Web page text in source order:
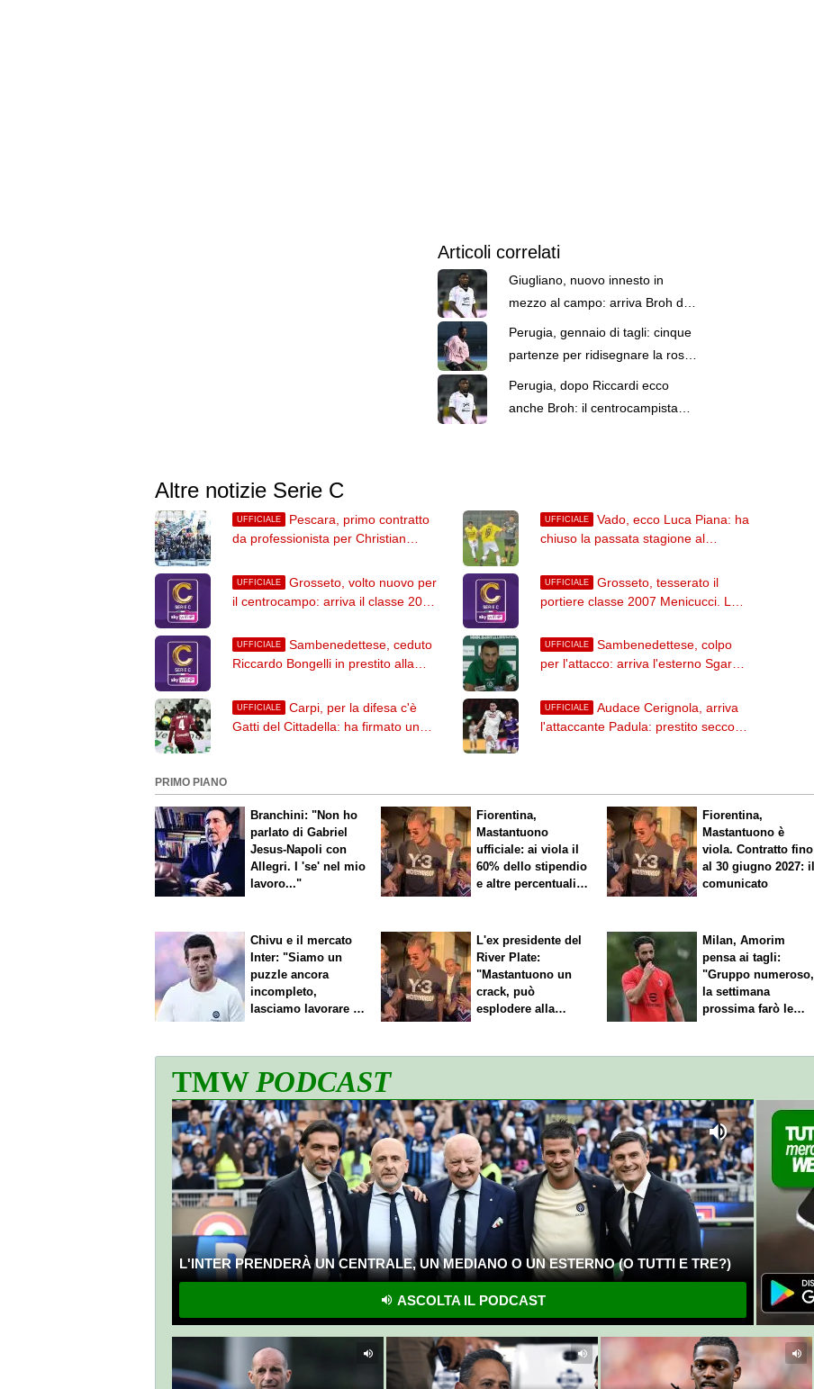
Articoli correlati
Giugliano, nuovo innesto in
mezzo al campo: arriva Broh dal
Perugia. Il comunicato
Perugia, gennaio di tagli: cinque
partenze per ridisegnare la rosa.
Broh verso Malta
Perugia, dopo Riccardi ecco
anche Broh: il centrocampista
Altre notizie Serie C
UFFICIALE
Pescara, primo contratto
da professionista per Christian
UFFICIALE
Vado, ecco Luca Piana: ha
chiuso la passata stagione al
UFFICIALE
Grosseto, volto nuovo per
il centrocampo: arriva il classe 2007
UFFICIALE
Grosseto, tesserato il
portiere classe 2007 Menicucci. Lo
UFFICIALE
Sambenedettese, ceduto
Riccardo Bongelli in prestito alla
UFFICIALE
Sambenedettese, colpo
per l'attacco: arriva l'esterno Sgarbi
UFFICIALE
Carpi, per la difesa c'è
Gatti del Cittadella: ha firmato un
UFFICIALE
Audace Cerignola, arriva
l'attaccante Padula: prestito secco
PRIMO PIANO
Branchini: "Non ho
parlato di Gabriel
Jesus-Napoli con
Allegri. I 'se' nel mio
lavoro..."
Fiorentina,
Mastantuono
ufficiale: ai viola il
60% dello stipendio
e altre percentuali
Fiorentina,
Mastantuono è
viola. Contratto fino
al 30 giugno 2027: il
comunicato
Chivu e il mercato
Inter: "Siamo un
puzzle ancora
incompleto,
lasciamo lavorare i
L'ex presidente del
River Plate:
"Mastantuono un
crack, può
esplodere alla
Milan, Amorim
pensa ai tagli:
"Gruppo numeroso,
la settimana
prossima farò le
TMWPODCAST
L'INTER PRENDERÀ UN CENTRALE, UN MEDIANO O UN ESTERNO (O TUTTI E TRE?)
ASCOLTA IL PODCAST